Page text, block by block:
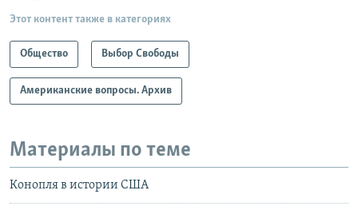
Этот контент также в категориях
Общество Выбор Свободы
Американские вопросы. Архив
Материалы по теме
Конопля в истории США